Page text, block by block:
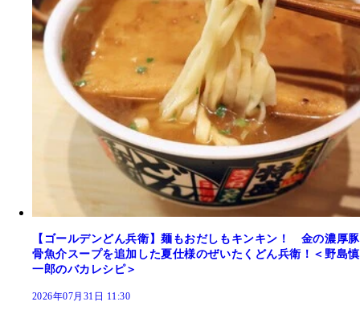
【ゴールデンどん兵衛】麺もおだしもキンキン！ 金の濃厚豚
骨魚介スープを追加した夏仕様のぜいたくどん兵衛！＜野島慎
一郎のバカレシピ＞
2026年07月31日 11:30